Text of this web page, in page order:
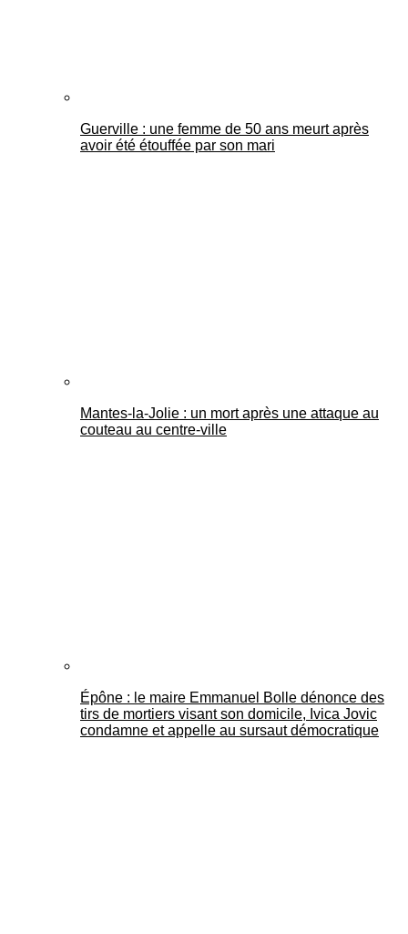
Guerville : une femme de 50 ans meurt après
avoir été étouffée par son mari
Mantes-la-Jolie : un mort après une attaque au
couteau au centre-ville
Épône : le maire Emmanuel Bolle dénonce des
tirs de mortiers visant son domicile, Ivica Jovic
condamne et appelle au sursaut démocratique